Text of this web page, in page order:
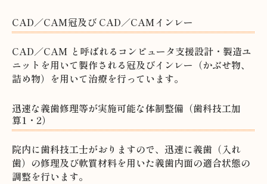
CAD／CAM冠及び CAD／CAMインレー
CAD／CAM と呼ばれるコンピュータ支援設計・製造ユ
ニットを用いて製作される冠及びインレー（かぶせ物、
詰め物）を用いて治療を行っています。
迅速な義歯修理等が実施可能な体制整備（歯科技工加
算1・2）
院内に歯科技工士がおりますので、迅速に義歯（入れ
歯）の修理及び軟質材料を用いた義歯内面の適合状態の
調整を行います。